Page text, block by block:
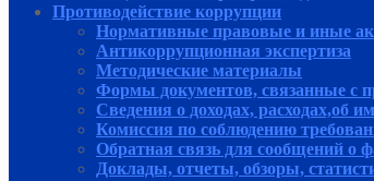
Противодействие коррупции
Нормативные правовые и иные
Антикоррупционная экспертиза
Методические материалы
Формы документов, связанные с
Сведения о доходах, расходах,об
Комиссия по соблюдению
Обратная связь для сообщений о
Доклады, отчеты, обзоры,